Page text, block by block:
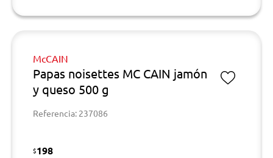
McCAIN
Papas noisettes MC CAIN jamón
y queso 500 g
Referencia: 237086
$198